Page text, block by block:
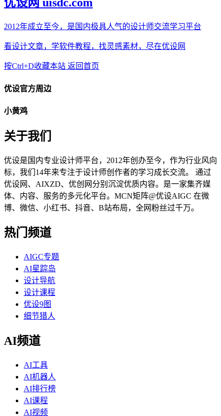
优设网 uisdc.com
2012年成立至今，是国内极具人气的设计师交流学习平台
看设计文章，学软件教程，找灵感素材，尽在优设网
按Ctrl+D收藏本站 返回首页
优设官方周边
小黄鸡
关于我们
优设是国内专业设计师平台，2012年创办至今，作为行业风向
标，我们14年来专注于设计师创作者的学习成长交流。 通过
优设网、AIXZD、优创网分别沉淀优质内容。是一家集齐媒
体、内容、服务的多元化平台。MCN矩阵@优设AIGC 在微
博、微信、小红书、抖音、B站布局，全网粉丝过千万。
热门频道
AIGC专题
AI星踪岛
设计导航
设计课程
优设9图
细节猎人
AI频道
AI工具
AI机器人
AI排行榜
AI课程
AI视频